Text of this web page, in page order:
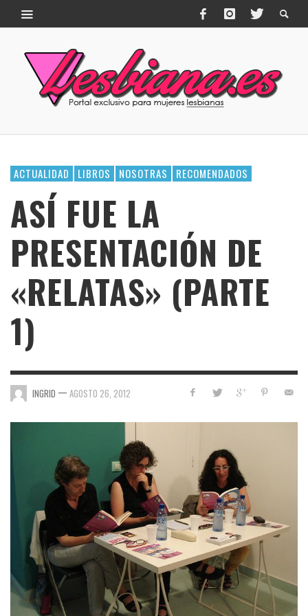
ACTUALIDAD LIBROS NOSOTRAS RECOMENDADOS
ASÍ FUE LA
PRESENTACIÓN DE
«RELATAS» (PARTE
1)
INGRID — AGOSTO 26, 2012